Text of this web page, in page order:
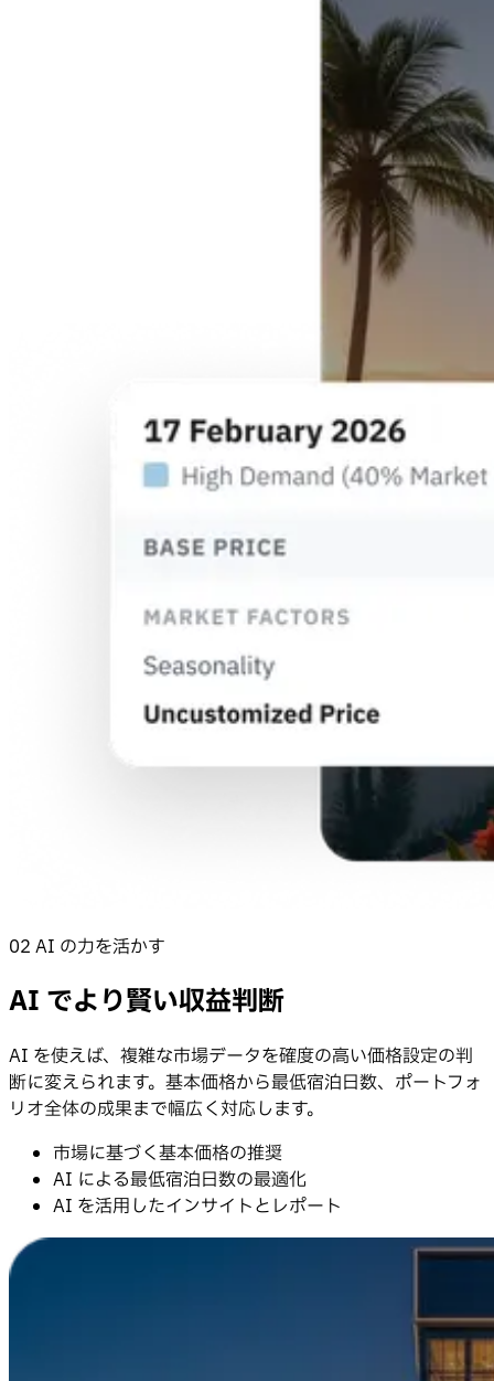
02 AI の力を活かす
AI でより賢い収益判断
AI を使えば、複雑な市場データを確度の高い価格設定の判
断に変えられます。基本価格から最低宿泊日数、ポートフォ
リオ全体の成果まで幅広く対応します。
市場に基づく基本価格の推奨
AI による最低宿泊日数の最適化
AI を活用したインサイトとレポート